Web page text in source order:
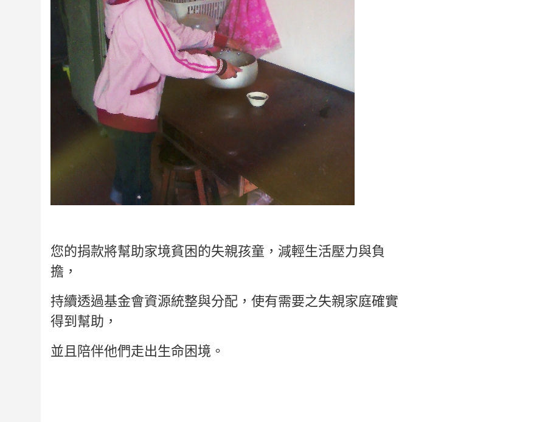
您的捐款將幫助家境貧困的失親孩童，減輕生活壓力與負
擔，
持續透過基金會資源統整與分配，使有需要之失親家庭確實
得到幫助，
並且陪伴他們走出生命困境。